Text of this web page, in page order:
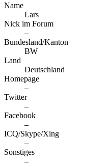
Name
Lars
Nick im Forum
–
Bundesland/Kanton
BW
Land
Deutschland
Homepage
–
Twitter
–
Facebook
–
ICQ/Skype/Xing
–
Sonstiges
–